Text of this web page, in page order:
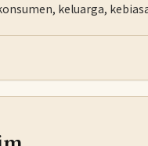
keluarga,